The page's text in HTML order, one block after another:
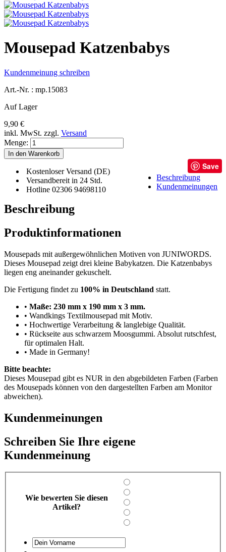
Mousepad Katzenbabys
Kundenmeinung schreiben
Art.-Nr. : mp.15083
Auf Lager
9,90 €
inkl. MwSt. zzgl. Versand
Menge:
In den Warenkorb
Kostenloser Versand (DE)
Versandbereit in 24 Std.
Hotline 02306 94698110
Save
Beschreibung
Kundenmeinungen
Beschreibung
Produktinformationen
Mousepads mit außergewöhnlichen Motiven von JUNIWORDS.
Dieses Mousepad zeigt drei kleine Babykatzen. Die Katzenbabys
liegen eng aneinander gekuschelt.
Die Fertigung findet zu 100% in Deutschland statt.
• Maße: 230 mm x 190 mm x 3 mm.
• Wandkings Textilmousepad mit Motiv.
• Hochwertige Verarbeitung & langlebige Qualität.
• Rückseite aus schwarzem Moosgummi. Absolut rutschfest,
für optimalen Halt.
• Made in Germany!
Bitte beachte:
Dieses Mousepad gibt es NUR in den abgebildeten Farben (Farben
des Mousepads können von den dargestellten Farben am Monitor
abweichen).
Kundenmeinungen
Schreiben Sie Ihre eigene
Kundenmeinung
Wie bewerten Sie diesen
Artikel?